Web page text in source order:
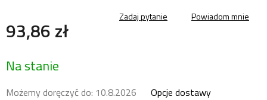
93,86 zł
jednostkowa:
Na stanie
Możemy doręczyć do: 10.8.2026 Opcje dostawy
Zadaj pytanie Powiadom mnie